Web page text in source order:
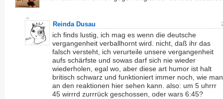
Reinda Dusau
ich finds lustig, ich mag es wenn die deutsche
vergangenheit verballhornt wird. nicht, daß ihr das
falsch versteht, ich verurteile unsere vergangenheit
aufs schärfste und sowas darf sich nie wieder
wiederholen, egal wo, aber diese art humor ist halt
britisch schwarz und funktioniert immer noch, wie man
an den reaktionen hier sehen kann. also: um 5 uhrrr
45 wirrrd zurrrück geschossen, oder wars 6:45?